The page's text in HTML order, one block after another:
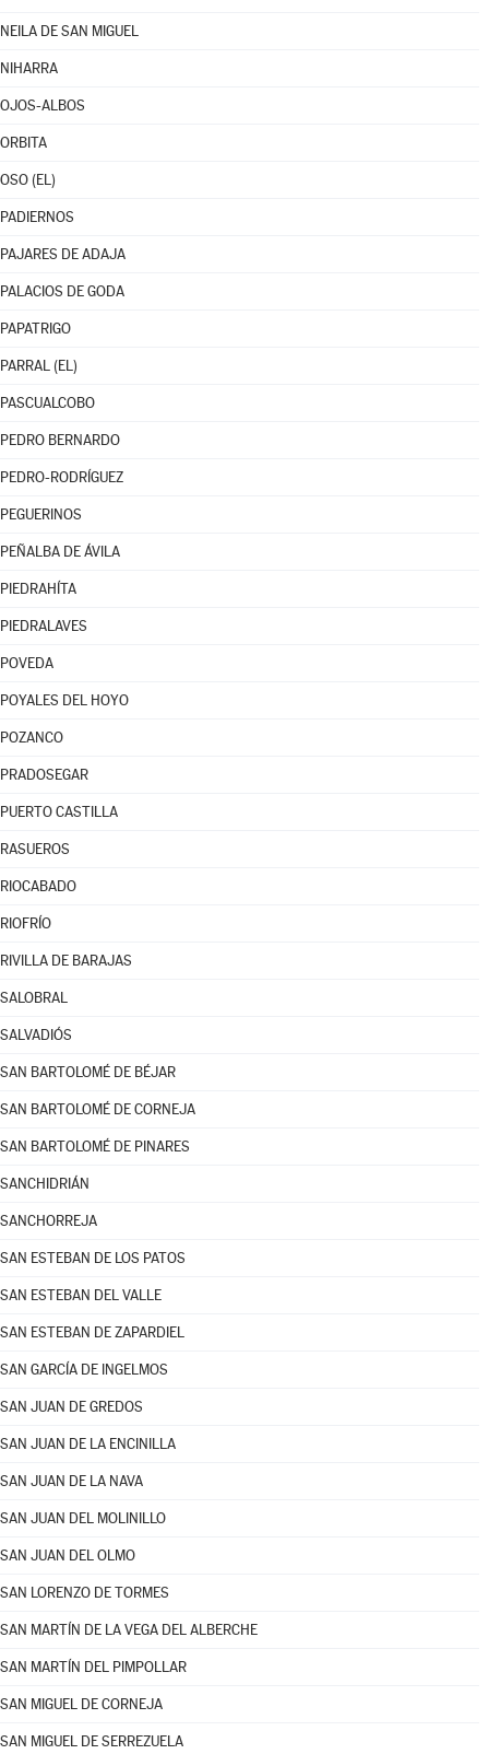
NEILA DE SAN MIGUEL
NIHARRA
OJOS-ALBOS
ORBITA
OSO (EL)
PADIERNOS
PAJARES DE ADAJA
PALACIOS DE GODA
PAPATRIGO
PARRAL (EL)
PASCUALCOBO
PEDRO BERNARDO
PEDRO-RODRÍGUEZ
PEGUERINOS
PEÑALBA DE ÁVILA
PIEDRAHÍTA
PIEDRALAVES
POVEDA
POYALES DEL HOYO
POZANCO
PRADOSEGAR
PUERTO CASTILLA
RASUEROS
RIOCABADO
RIOFRÍO
RIVILLA DE BARAJAS
SALOBRAL
SALVADIÓS
SAN BARTOLOMÉ DE BÉJAR
SAN BARTOLOMÉ DE CORNEJA
SAN BARTOLOMÉ DE PINARES
SANCHIDRIÁN
SANCHORREJA
SAN ESTEBAN DE LOS PATOS
SAN ESTEBAN DEL VALLE
SAN ESTEBAN DE ZAPARDIEL
SAN GARCÍA DE INGELMOS
SAN JUAN DE GREDOS
SAN JUAN DE LA ENCINILLA
SAN JUAN DE LA NAVA
SAN JUAN DEL MOLINILLO
SAN JUAN DEL OLMO
SAN LORENZO DE TORMES
SAN MARTÍN DE LA VEGA DEL ALBERCHE
SAN MARTÍN DEL PIMPOLLAR
SAN MIGUEL DE CORNEJA
SAN MIGUEL DE SERREZUELA